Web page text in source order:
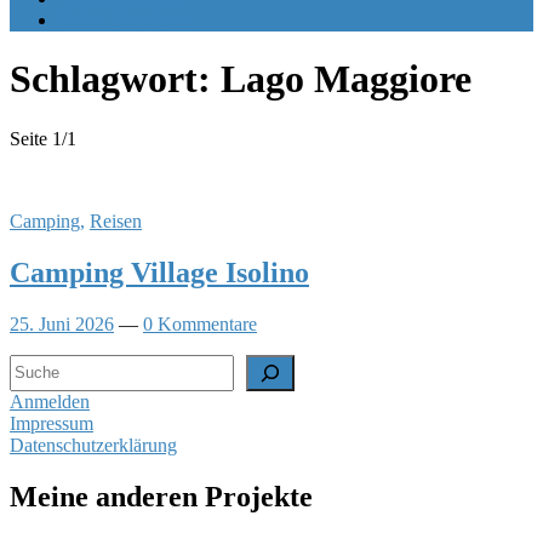
Schlagwort: Lago Maggiore
Seite 1/1
Camping, Reisen
Camping Village Isolino
25. Juni 2026 — 0 Kommentare
Suchen
Anmelden
Impressum
Datenschutzerklärung
Meine anderen Projekte